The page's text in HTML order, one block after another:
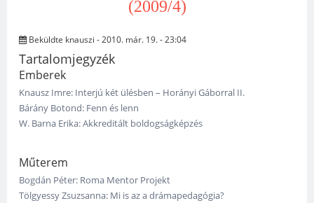
(2009/4)
Beküldte knauszi - 2010. már. 19. - 23:04
Tartalomjegyzék
Emberek
Knausz Imre: Interjú két ülésben – Horányi Gáborral II.
Bárány Botond: Fenn és lenn
W. Barna Erika: Akkreditált boldogságképzés
Műterem
Bogdán Péter: Roma Mentor Projekt
Tölgyessy Zsuzsanna: Mi is az a drámapedagógia?